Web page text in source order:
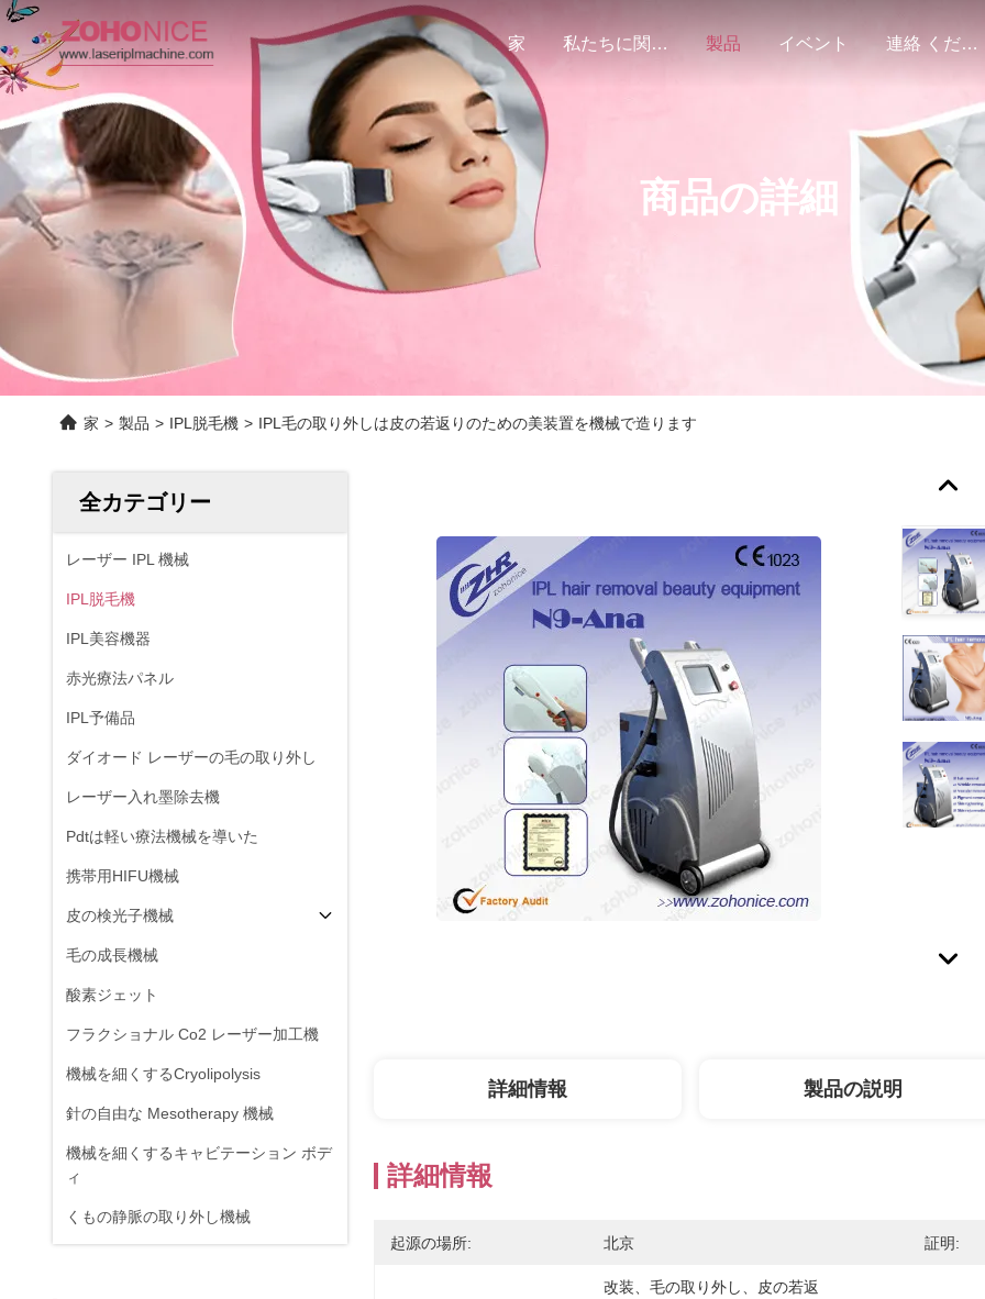
家 私たちに関しては 製品 イベント 連絡 ください
商品の詳細
家 > 製品 > IPL脱毛機 > IPL毛の取り外しは皮の若返りのための美装置を機械で造ります
全カテゴリー
レーザー IPL 機械
IPL脱毛機
IPL美容機器
赤光療法パネル
IPL予備品
ダイオード レーザーの毛の取り外し
レーザー入れ墨除去機
Pdtは軽い療法機械を導いた
携帯用HIFU機械
皮の検光子機械
毛の成長機械
酸素ジェット
フラクショナル Co2 レーザー加工機
機械を細くするCryolipolysis
針の自由な Mesotherapy 機械
機械を細くするキャビテーション ボデ
ィ
くもの静脈の取り外し機械
詳細情報 製品の説明
詳細情報
起源の場所: 北京 証明:
改装、毛の取り外し、皮の若返